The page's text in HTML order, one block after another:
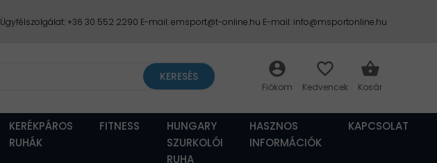
Ügyfélszolgálat: +36 30 552 2290 E-mail: emsport@t-online.hu E-mail: info@msportonline.hu
KERÉKPÁROS
RUHÁK
FITNESS
HUNGARY
SZURKOLÓI
RUHA
HASZNOS
INFORMÁCIÓK
KAPCSOLAT
account_circle favorite_border shopping_basket
KERESÉS